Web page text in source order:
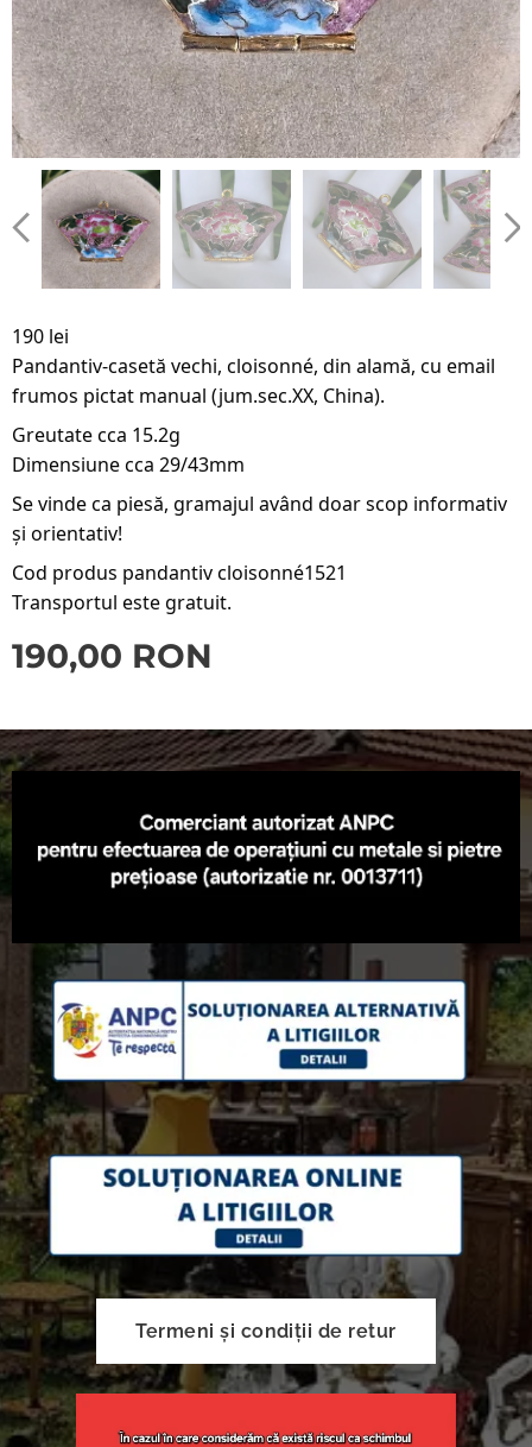
190 lei
Pandantiv-casetă vechi, cloisonné, din alamă, cu email
frumos pictat manual (jum.sec.XX, China).
Greutate cca 15.2g
Dimensiune cca 29/43mm
Se vinde ca piesă, gramajul având doar scop informativ
și orientativ!
Cod produs pandantiv cloisonné1521
Transportul este gratuit.
190,00 RON
Termeni și condiții de retur